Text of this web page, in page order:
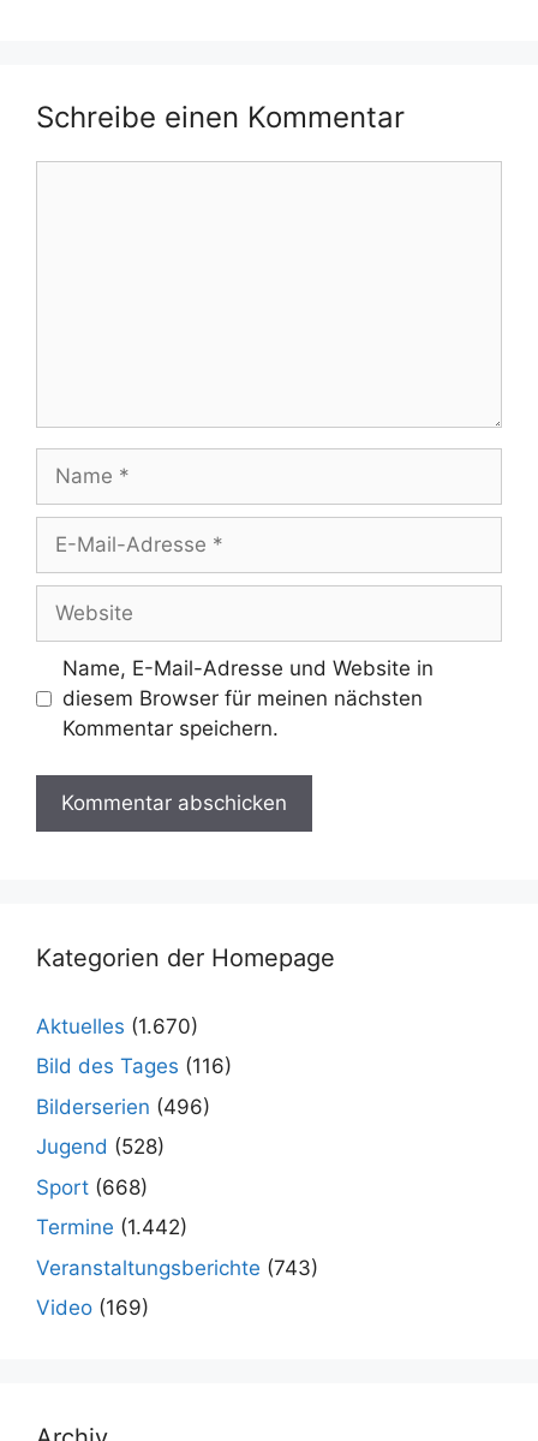
Schreibe einen Kommentar
Name
Adresse
Website
Name, E-Mail-Adresse und Website in
diesem Browser für meinen nächsten
Kommentar speichern.
Kategorien der Homepage
Aktuelles (1.670)
Bild des Tages (116)
Bilderserien (496)
Jugend (528)
Sport (668)
Termine (1.442)
Veranstaltungsberichte (743)
Video (169)